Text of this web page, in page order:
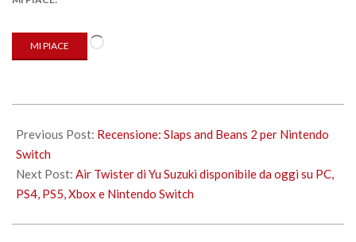
MI PIACE
Caricamento
10-
27
Previous Post: Recensione: Slaps and Beans 2 per Nintendo
Switch
Next Post: Air Twister di Yu Suzuki disponibile da oggi su PC,
PS4, PS5, Xbox e Nintendo Switch